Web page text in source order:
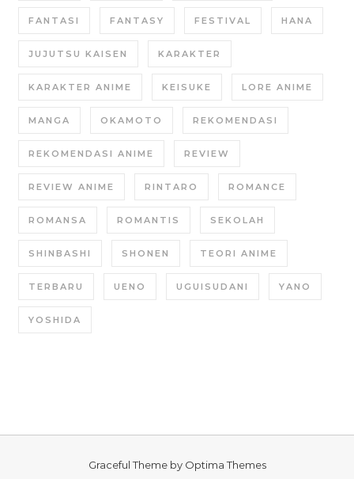
FANTASI FANTASY FESTIVAL HANA
JUJUTSU KAISEN KARAKTER
KARAKTER ANIME KEISUKE LORE ANIME
MANGA OKAMOTO REKOMENDASI
REKOMENDASI ANIME REVIEW
REVIEW ANIME RINTARO ROMANCE
ROMANSA ROMANTIS SEKOLAH
SHINBASHI SHONEN TEORI ANIME
TERBARU UENO UGUISUDANI YANO
YOSHIDA
Graceful Theme by Optima Themes